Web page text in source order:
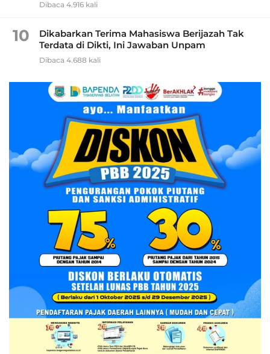
Dibaca 4.916 kali
10
Dikabarkan Terima Mahasiswa Berijazah Tak
Terdata di Dikti, Ini Jawaban Unpam
Dibaca 4.688 kali